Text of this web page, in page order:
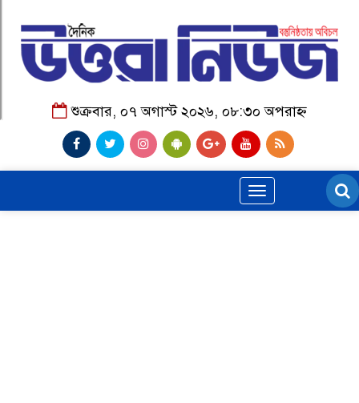
শুক্রবার, ০৭ অগাস্ট ২০২৬, ০৮:৩০ অপরাহ্ন
Toggle
navigation